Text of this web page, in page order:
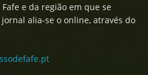
e da região em que se
alia-se o online, através do